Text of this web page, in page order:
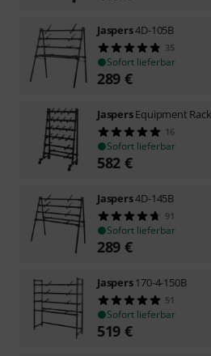
Jaspers4D-105B
35
Sofort lieferbar
289 €
JaspersEquipment
16
Sofort lieferbar
582 €
Jaspers4D-145B
91
Sofort lieferbar
289 €
Jaspers170-4-150B
51
Sofort lieferbar
519 €